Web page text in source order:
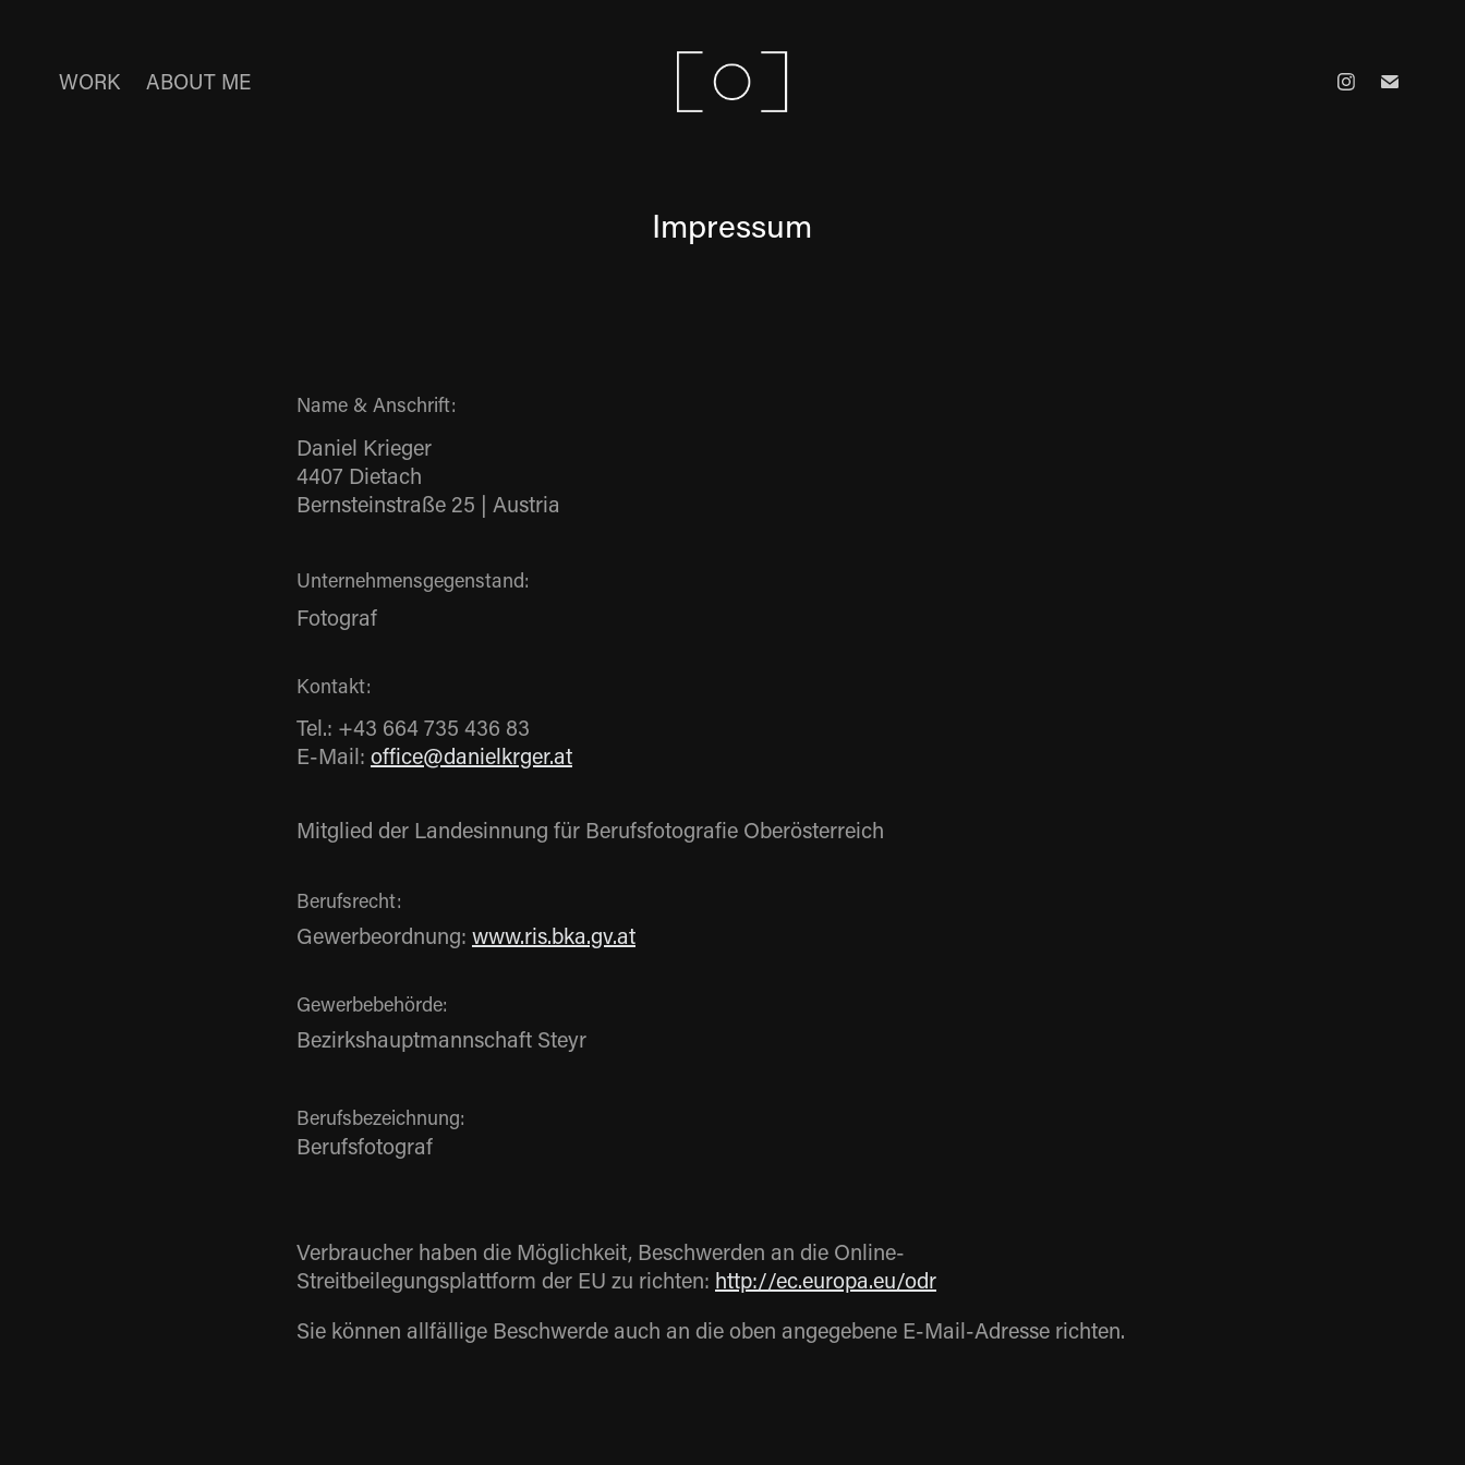
WORK ABOUT ME
Impressum
Name & Anschrift:
Daniel Krieger
4407 Dietach
Bernsteinstraße 25 | Austria
Unternehmensgegenstand:
Fotograf
Kontakt:
Tel.: +43 664 735 436 83
E-Mail: office@danielkrger.at
Mitglied der Landesinnung für Berufsfotografie Oberösterreich
Berufsrecht:
Gewerbeordnung: www.ris.bka.gv.at
Gewerbebehörde:
Bezirkshauptmannschaft Steyr
Berufsbezeichnung:
Berufsfotograf
Verbraucher haben die Möglichkeit, Beschwerden an die Online-
Streitbeilegungsplattform der EU zu richten: http://ec.europa.eu/odr
Sie können allfällige Beschwerde auch an die oben angegebene E-Mail-Adresse richten.